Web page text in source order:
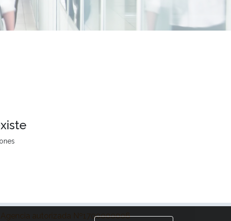
Agencia autorizada Nº1700000006